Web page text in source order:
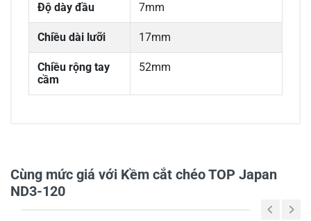
Độ dày đầu 7mm
Chiều dài lưỡi 17mm
Chiều rộng tay
cầm
52mm
Cùng mức giá với Kềm cắt chéo TOP Japan
ND3-120